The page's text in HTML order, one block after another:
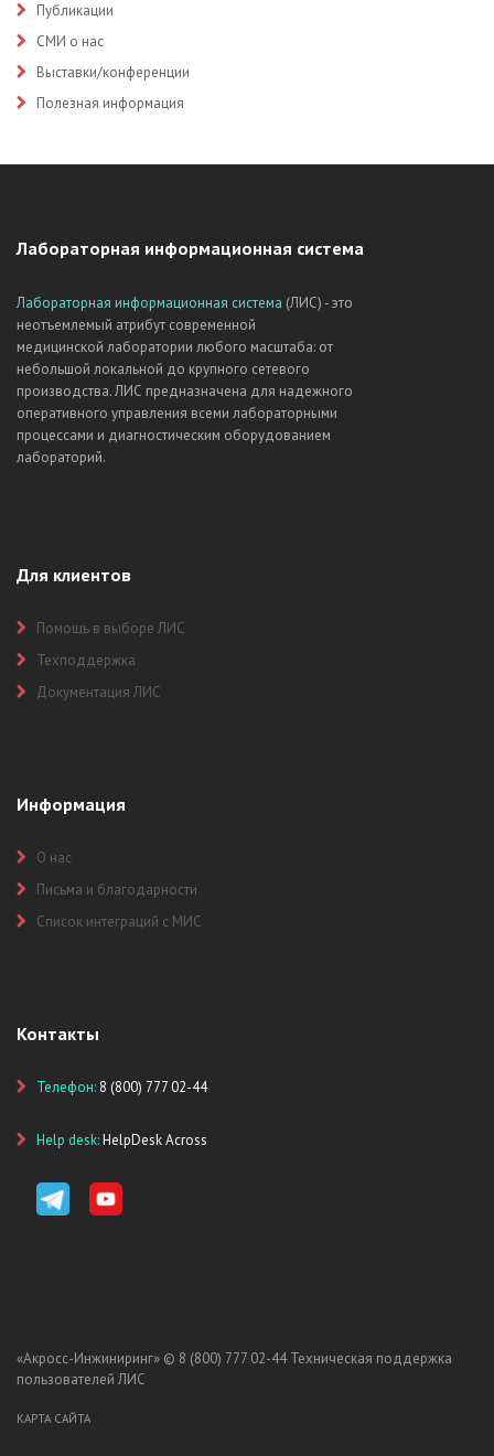
Публикации
СМИ о нас
Выставки/конференции
Полезная информация
Лабораторная информационная система
Лабораторная информационная система (ЛИС) - это
неотъемлемый атрибут современной
медицинской лаборатории любого масштаба: от
небольшой локальной до крупного сетевого
производства. ЛИС предназначена для надежного
оперативного управления всеми лабораторными
процессами и диагностическим оборудованием
лабораторий.
Для клиентов
Помощь в выборе ЛИС
Техподдержка
Документация ЛИС
Информация
О нас
Письма и благодарности
Список интеграций с МИС
Контакты
Телефон: 8 (800) 777 02-44
Help desk:HelpDesk Across
«Акросс-Инжиниринг» © 8 (800) 777 02-44 Техническая поддержка
пользователей ЛИС
КАРТА САЙТА